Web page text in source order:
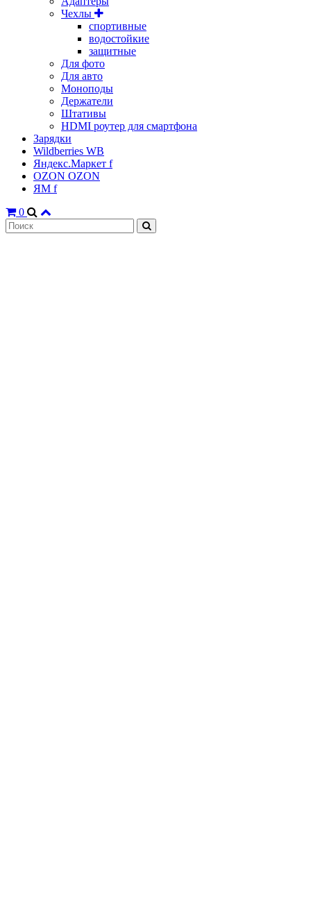
Чехлы
спортивные
водостойкие
защитные
Для фото
Для авто
Моноподы
Держатели
Штативы
HDMI роутер для смартфона
Зарядки
Wildberries WB
Яндекс.Маркет f
OZON OZON
ЯМ f
0